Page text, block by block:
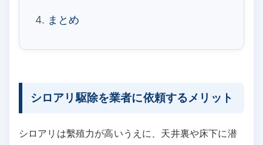
まとめ
シロアリ駆除を業者に依頼するメリット
シロアリは繫殖力が高いうえに、天井裏や床下に潜